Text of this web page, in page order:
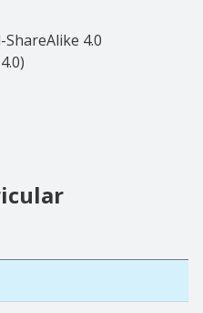
4.0